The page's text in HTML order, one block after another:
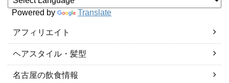
Powered by Translate
アフィリエイト
ヘアスタイル・髪型
名古屋の飲食情報